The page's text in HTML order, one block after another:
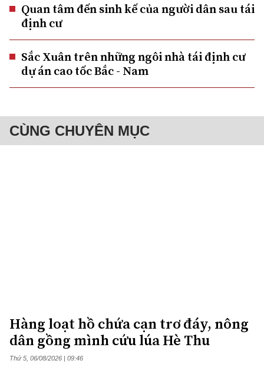
Quan tâm đến sinh kế của người dân sau tái
định cư
Sắc Xuân trên những ngôi nhà tái định cư
dự án cao tốc Bắc - Nam
CÙNG CHUYÊN MỤC
Hàng loạt hồ chứa cạn trơ đáy, nông
dân gồng mình cứu lúa Hè Thu
Thứ 5, 06/08/2026 | 09:46